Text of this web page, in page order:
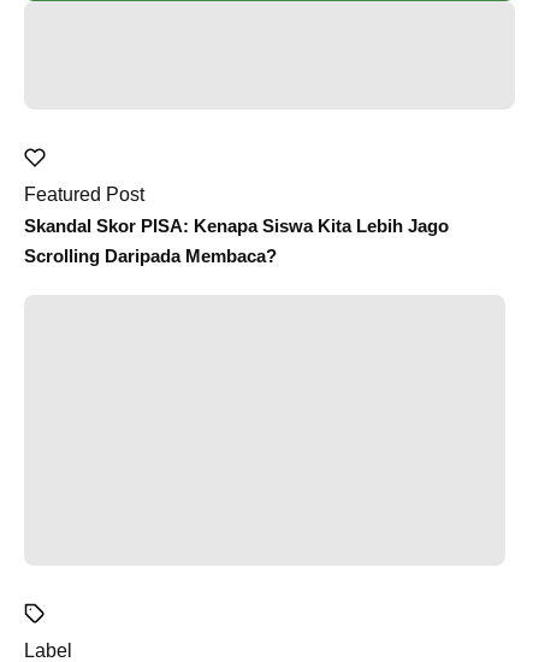
Featured Post
Skandal Skor PISA: Kenapa Siswa Kita Lebih Jago
Scrolling Daripada Membaca?
Label